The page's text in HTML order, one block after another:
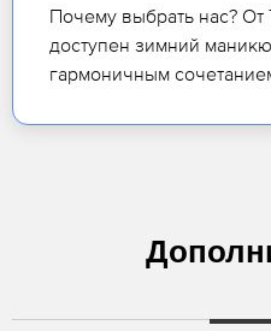
Почему выбрать нас? От
доступен зимний
гармоничным